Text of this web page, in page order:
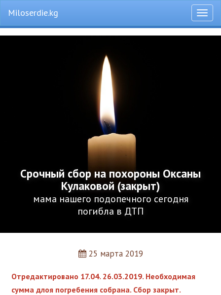
меню
Miloserdie.kg
Срочный сбор на похороны Оксаны
Кулаковой (закрыт)
мама нашего подопечного сегодня
погибла в ДТП
25 марта 2019
Отредактировано 17.04. 26.03.2019. Необходимая
сумма длоя погребения собрана. Сбор закрыт.